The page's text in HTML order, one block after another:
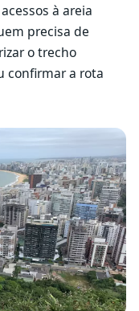
à areia
precisa de
o trecho
confirmar a rota